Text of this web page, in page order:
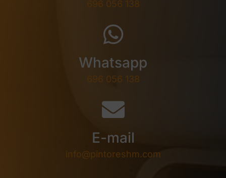
696 056 138
Whatsapp
696 056 138
E-mail
info@pintoreshm.com